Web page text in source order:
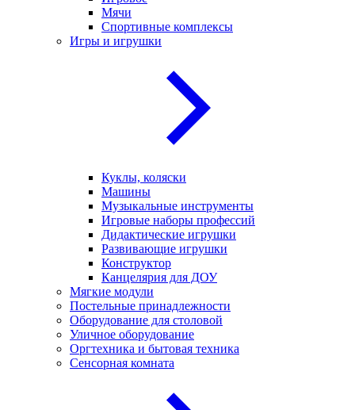
Мячи
Спортивные комплексы
Игры и игрушки
Куклы, коляски
Машины
Музыкальные инструменты
Игровые наборы профессий
Дидактические игрушки
Развивающие игрушки
Конструктор
Канцелярия для ДОУ
Мягкие модули
Постельные принадлежности
Оборудование для столовой
Уличное оборудование
Оргтехника и бытовая техника
Сенсорная комната